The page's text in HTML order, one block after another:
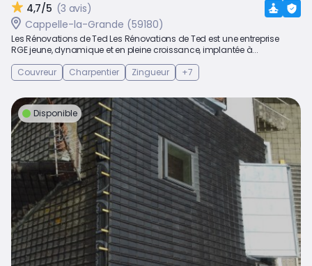
4,7/5 (3 avis)
Cappelle-la-Grande (59180)
Les Rénovations de Ted Les Rénovations de Ted est une entreprise
RGE jeune, dynamique et en pleine croissance, implantée à...
Couvreur
Charpentier Zingueur +7
Disponible